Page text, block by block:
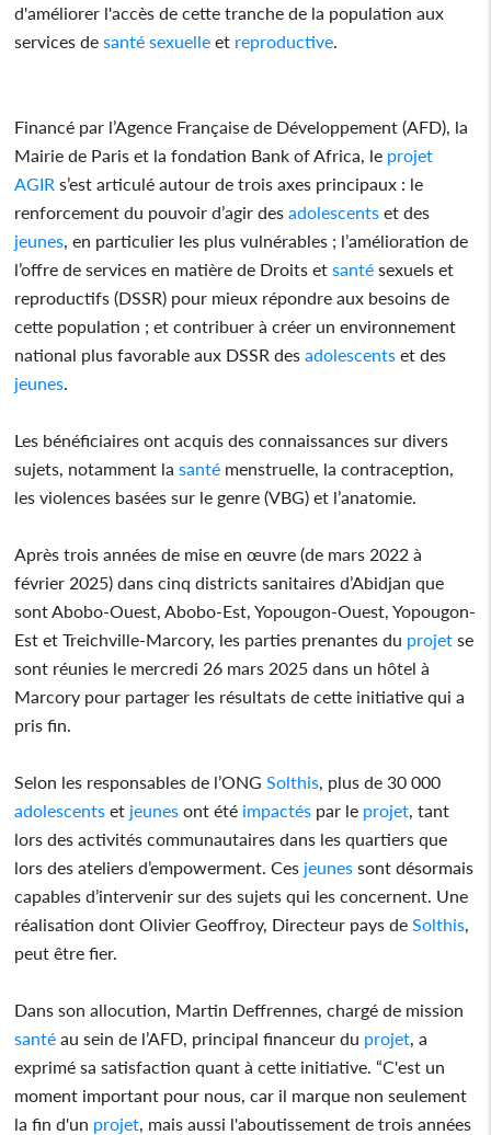
d'améliorer l'accès de cette tranche de la population aux
services de santé sexuelle et reproductive
Financé par l’Agence Française de Développement (AFD), la
Mairie de Paris et la fondation Bank of Africa, le projet
AGIR s’est articulé autour de trois axes principaux : le
renforcement du pouvoir d’agir des adolescents et des
jeunes , en particulier les plus vulnérables ; l’amélioration de
l’offre de services en matière de Droits et santé sexuels et
reproductifs (DSSR) pour mieux répondre aux besoins de
cette population ; et contribuer à créer un environnement
national plus favorable aux DSSR des adolescents et des
jeunes
Les bénéficiaires ont acquis des connaissances sur divers
sujets, notamment la santé menstruelle, la contraception,
les violences basées sur le genre (VBG) et l’anatomie.
Après trois années de mise en œuvre (de mars 2022 à
février 2025) dans cinq districts sanitaires d’Abidjan que
sont Abobo-Ouest, Abobo-Est, Yopougon-Ouest, Yopougon-
Est et Treichville-Marcory, les parties prenantes du projet se
sont réunies le mercredi 26 mars 2025 dans un hôtel à
Marcory pour partager les résultats de cette initiative qui a
pris fin.
Selon les responsables de l’ONG Solthis , plus de 30 000
adolescents et jeunes ont été impactés par le projet , tant
lors des activités communautaires dans les quartiers que
lors des ateliers d’empowerment. Ces jeunes sont désormais
capables d’intervenir sur des sujets qui les concernent. Une
réalisation dont Olivier Geoffroy, Directeur pays de Solthis
peut être fier.
Dans son allocution, Martin Deffrennes, chargé de mission
santé au sein de l’AFD, principal financeur du projet , a
exprimé sa satisfaction quant à cette initiative. “C'est un
moment important pour nous, car il marque non seulement
la fin d'un projet , mais aussi l'aboutissement de trois années